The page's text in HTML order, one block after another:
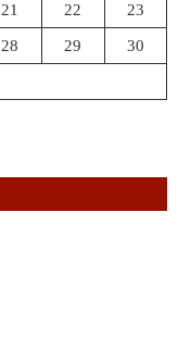
21 22 23
28 29 30